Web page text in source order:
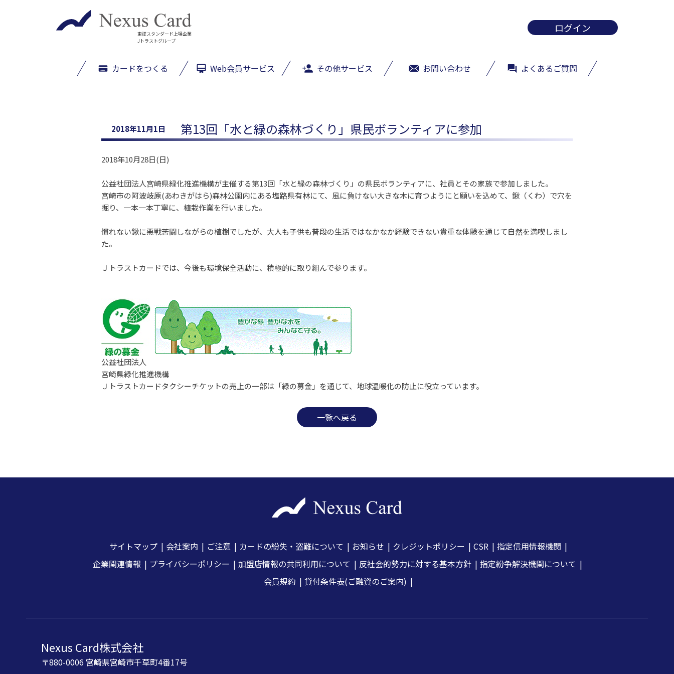
東証スタンダード上場企業
Jトラストグループ
ログイン
カードをつくる Web会員サービス その他サービス お問い合わせ よくあるご質問
2018年11月1日 第13回「水と緑の森林づくり」県民ボランティアに参加
2018年10月28日(日)
公益社団法人宮崎県緑化推進機構が主催する第13回「水と緑の森林づくり」の県民ボランティアに、社員とその家族で参加しました。
宮崎市の阿波岐原(あわきがはら)森林公園内にある塩路県有林にて、風に負けない大きな木に育つようにと願いを込めて、鍬（くわ）で穴を
掘り、一本一本丁寧に、植栽作業を行いました。
慣れない鍬に悪戦苦闘しながらの植樹でしたが、大人も子供も普段の生活ではなかなか経験できない貴重な体験を通じて自然を満喫しまし
た。
Ｊトラストカードでは、今後も環境保全活動に、積極的に取り組んで参ります。
公益社団法人
宮崎県緑化推進機構
Ｊトラストカードタクシーチケットの売上の一部は「緑の募金」を通じて、地球温暖化の防止に役立っています。
一覧へ戻る
サイトマップ 会社案内 ご注意 カードの紛失・盗難について お知らせ クレジットポリシー CSR
指定信用情報機関
企業関連情報
プライバシーポリシー 加盟店情報の共同利用について 反社会的勢力に対する基本方針
指定紛争解決機関について
会員規約
貸付条件表(ご融資のご案内)
Nexus Card株式会社
〒880-0006 宮崎県宮崎市千草町4番17号